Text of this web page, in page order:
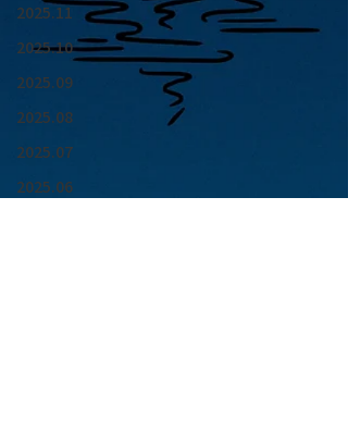
2025.11
2025.10
2025.09
2025.08
2025.07
2025.06